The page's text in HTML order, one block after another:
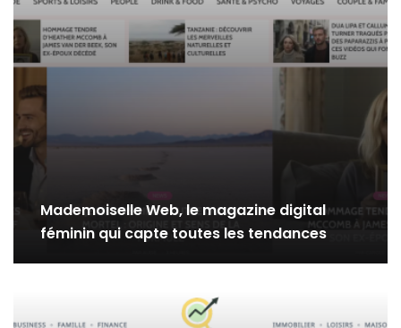
Mademoiselle Web, le magazine digital
féminin qui capte toutes les tendances